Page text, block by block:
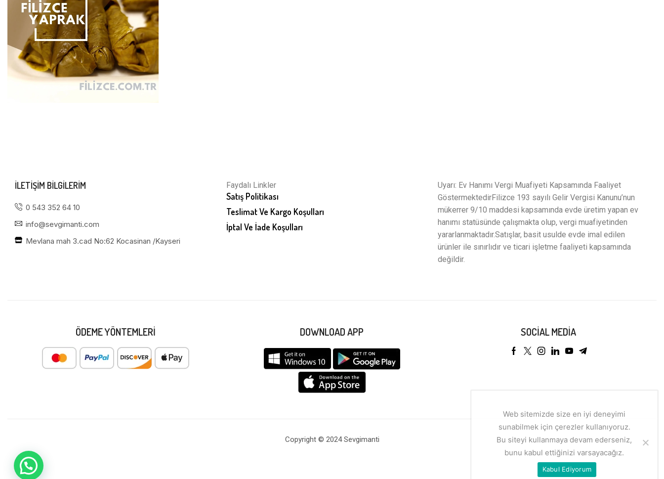
ILETIŞIM BILGILERIM
0 543 352 64 10
info@sevgimanti.com
Mevlana mah 3.cad No:62 Kocasinan /Kayseri
Faydalı Linkler
Satış Politikası
Teslimat Ve Kargo Koşulları
İptal Ve İade Koşulları
Uyarı: Ev Hanımı Vergi Muafiyeti Kapsamında Faaliyet
GöstermektedirFilizce 193 sayılı Gelir Vergisi Kanunu’nun
mükerrer 9/10 maddesi kapsamında evde üretim yapan ev
hanımı statüsünde çalışmakta olup, vergi muafiyetinden
yararlanmaktadır.Satışlar, basit usulde evde imal edilen
ürünler ile sınırlıdır ve ticari işletme faaliyeti kapsamında
değildir.
ÖDEME YÖNTEMLERI DOWNLOAD APP SOCIAL MEDIA
Copyright © 2024 Sevgimanti
Web sitemizde size en iyi deneyimi
sunabilmek için çerezler kullanıyoruz.
Bu siteyi kullanmaya devam ederseniz,
bunu kabul ettiğinizi varsayacağız.
Kabul Ediyorum